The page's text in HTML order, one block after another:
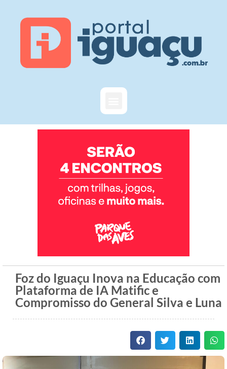
Foz do Iguaçu Inova na Educação com
Plataforma de IA Matific e
Compromisso do General Silva e Luna